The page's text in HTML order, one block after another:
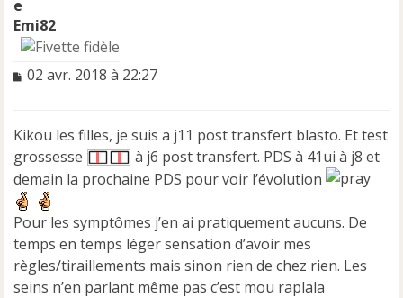
Emi82
M
s
a
g
e
n
o
n
l
u
02 avr. 2018 à 22:27
Kikou les filles, je suis a j11 post transfert blasto. Et test
grossesse
à j6 post transfert. PDS à 41ui à j8 et
demain la prochaine PDS pour voir l’évolution
Pour les symptômes j’en ai pratiquement aucuns. De
temps en temps léger sensation d’avoir mes
règles/tiraillements mais sinon rien de chez rien. Les
seins n’en parlant même pas c’est mou raplala